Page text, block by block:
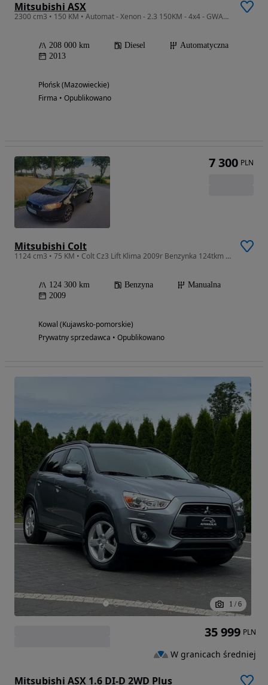
Mitsubishi ASX
2300 cm3 • 150 KM • Automat - Xenon - 2.3 150KM - 4x4 - GWARANCJA - Zakup Door To Door
208 000 km Diesel
Automatyczna
2013
Płońsk (Mazowieckie)
Firma • Opublikowano
Mitsubishi Colt
1124 cm3 • 75 KM • Colt Cz3 Lift Klima 2009r Benzynka 124tkm Super stan
124 300 km Benzyna
Manualna
2009
Kowal (Kujawsko-pomorskie)
Prywatny sprzedawca • Opublikowano
7 300 PLN
1 / 6
Mitsubishi ASX 1.6 DI-D 2WD Plus
35 999 PLN
W granicach średniej